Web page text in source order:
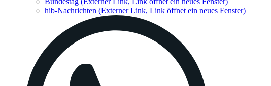
hib-Nachrichten (Externer Link, Link öffnet ein neues Fenster)